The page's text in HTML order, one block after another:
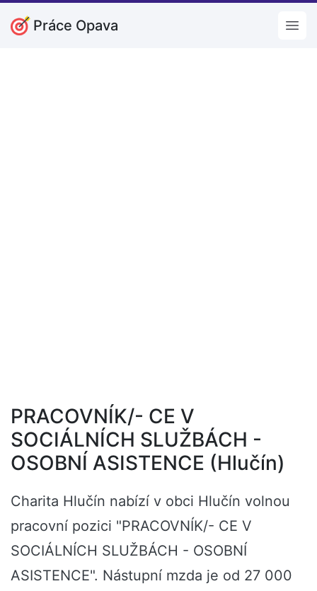
Práce Opava
PRACOVNÍK/- CE V
SOCIÁLNÍCH SLUŽBÁCH -
OSOBNÍ ASISTENCE (Hlučín)
Charita Hlučín nabízí v obci Hlučín volnou
pracovní pozici "PRACOVNÍK/- CE V
SOCIÁLNÍCH SLUŽBÁCH - OSOBNÍ
ASISTENCE". Nástupní mzda je od 27 000